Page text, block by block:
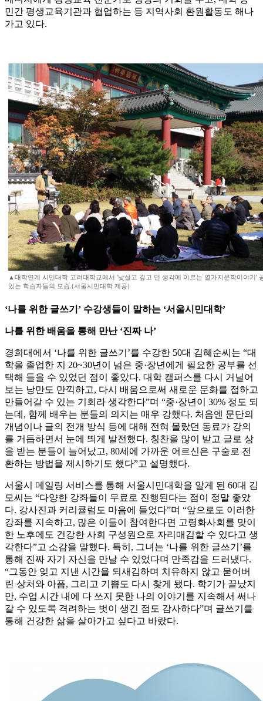
민간 평생교육기관과 협업하는 등 지역사회 환원활동도 해나
가고 있다.
▲대학연계 시민대학 고려대학교에서 '낯설고 깊고 먼 생각에 이르는 열가지문학이야기'
있는 학습자들의 모습.(서울시민대학 제공)
‘나를 위한 글쓰기’ 수강생들이 말하는 ‘서울시민대학’
나를 위한 배움을 통해 만난 ‘진짜 나’
경희대에서 ‘나를 위한 글쓰기’를 수강한 50대 김혜순씨는 “대
학을 졸업한 지 20~30년이 넘은 중·장년에게 필요한 공부를 선
택해 들을 수 있었던 점이 좋았다. 대학 캠퍼스를 다시 거닐어
보는 낭만도 만끽하고, 다시 배움으로써 새로운 문화를 접하고
만들어갈 수 있는 기회라 생각한다”며 “중·장년이 30% 정도 되
는데, 함께 배우는 분들의 의지는 매우 강했다. 처음엔 문단의
개념이나 글의 전개 방식 등에 대해 전혀 몰랐던 동료가 강의
를 거듭하면서 눈에 띄게 발전했다. 칭찬을 많이 받고 글로 상
을 받는 분들이 늘어났고, 80세에 가까운 어르신은 구술로 전
환하는 방법을 제시하기도 했다”고 설명했다.
서울시 메일링 서비스를 통해 서울시민대학을 알게 된 60대 김
모씨는 “다양한 강좌들이 무료로 진행된다는 점이 정말 좋았
다. 강사진과 커리큘럼도 마음에 들었다”며 “앞으로도 이러한
강좌를 지속하고, 많은 이들이 참여한다면 고령화사회를 맞이
한 노후에도 건강한 사회 구성원으로 자리매김할 수 있다고 생
각한다”고 소감을 말했다. 특히, 그녀는 ‘나를 위한 글쓰기’를
통해 진짜 자기 자신을 만날 수 있었다며 만족감을 드러냈다.
“그동안 잊고 지낸 시간을 되새김하며 치유하지 않고 묻어버
린 상처와 아픔, 그리고 기쁨도 다시 찾게 됐다. 학기가 끝났지
만, 수업 시간 내에 다 쓰지 못한 나의 이야기를 지속해서 써나
갈 수 있도록 격려하는 벗이 생긴 점도 감사하다”며 글쓰기를
통해 건강한 삶을 살아가고 싶다고 바랐다.